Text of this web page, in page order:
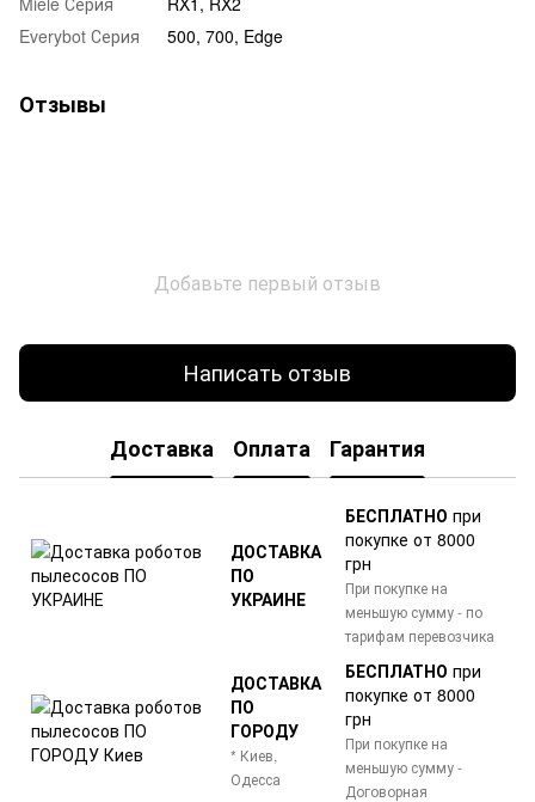
Everybot Серия
500, 700, Edge
Отзывы
Добавьте первый отзыв
Написать отзыв
Доставка Оплата Гарантия
ДОСТАВКА
ПО
УКРАИНЕ
БЕСПЛАТНО при
покупке от 8000
грн
При покупке на
меньшую сумму - по
тарифам перевозчика
ДОСТАВКА
ПО
ГОРОДУ
* Киев,
Одесса
БЕСПЛАТНО при
покупке от 8000
грн
При покупке на
меньшую сумму -
Договорная